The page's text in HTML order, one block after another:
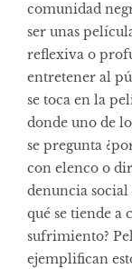
comunidad
ser unas
reflexiva o
entretener al
se toca en la
donde uno de
se pregunta
con elenco o
denuncia social
qué se tiende a
sufrimiento?
ejemplifican